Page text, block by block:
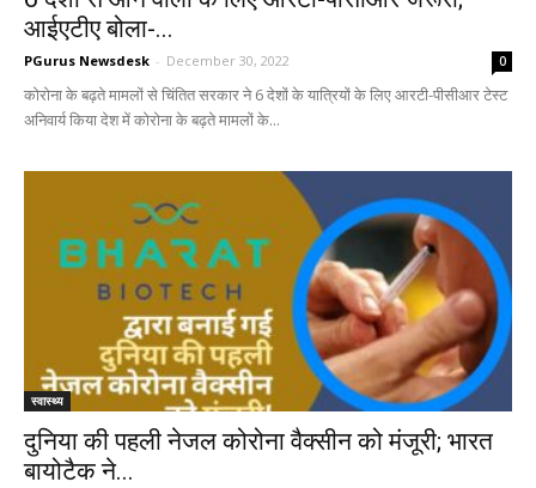
आईएटीए बोला-...
PGurus Newsdesk - December 30, 2022 0
कोरोना के बढ़ते मामलों से चिंतित सरकार ने 6 देशों के यात्रियों के लिए आरटी-पीसीआर टेस्ट
अनिवार्य किया देश में कोरोना के बढ़ते मामलों के...
स्वास्थ्य
दुनिया की पहली नेजल कोरोना वैक्सीन को मंजूरी; भारत
बायोटैक ने...